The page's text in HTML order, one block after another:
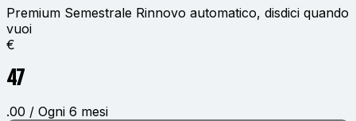
Premium Semestrale Rinnovo automatico, disdici quando
vuoi
€
47
.00 / Ogni 6 mesi